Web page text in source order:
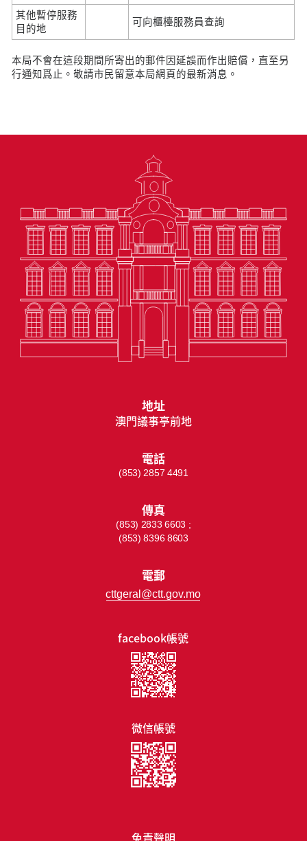
其他暫停服務
目的地
可向櫃檯服務員查詢
本局不會在這段期間所寄出的郵件因延誤而作出賠償，直至另
行通知爲止。敬請市民留意本局網頁的最新消息。
免責聲明
facebook帳號
微信帳號
地址
澳門議事亭前地
電話
(853) 2857 4491
傳真
(853) 2833 6603 ;
(853) 8396 8603
電郵
cttgeral@ctt.gov.mo